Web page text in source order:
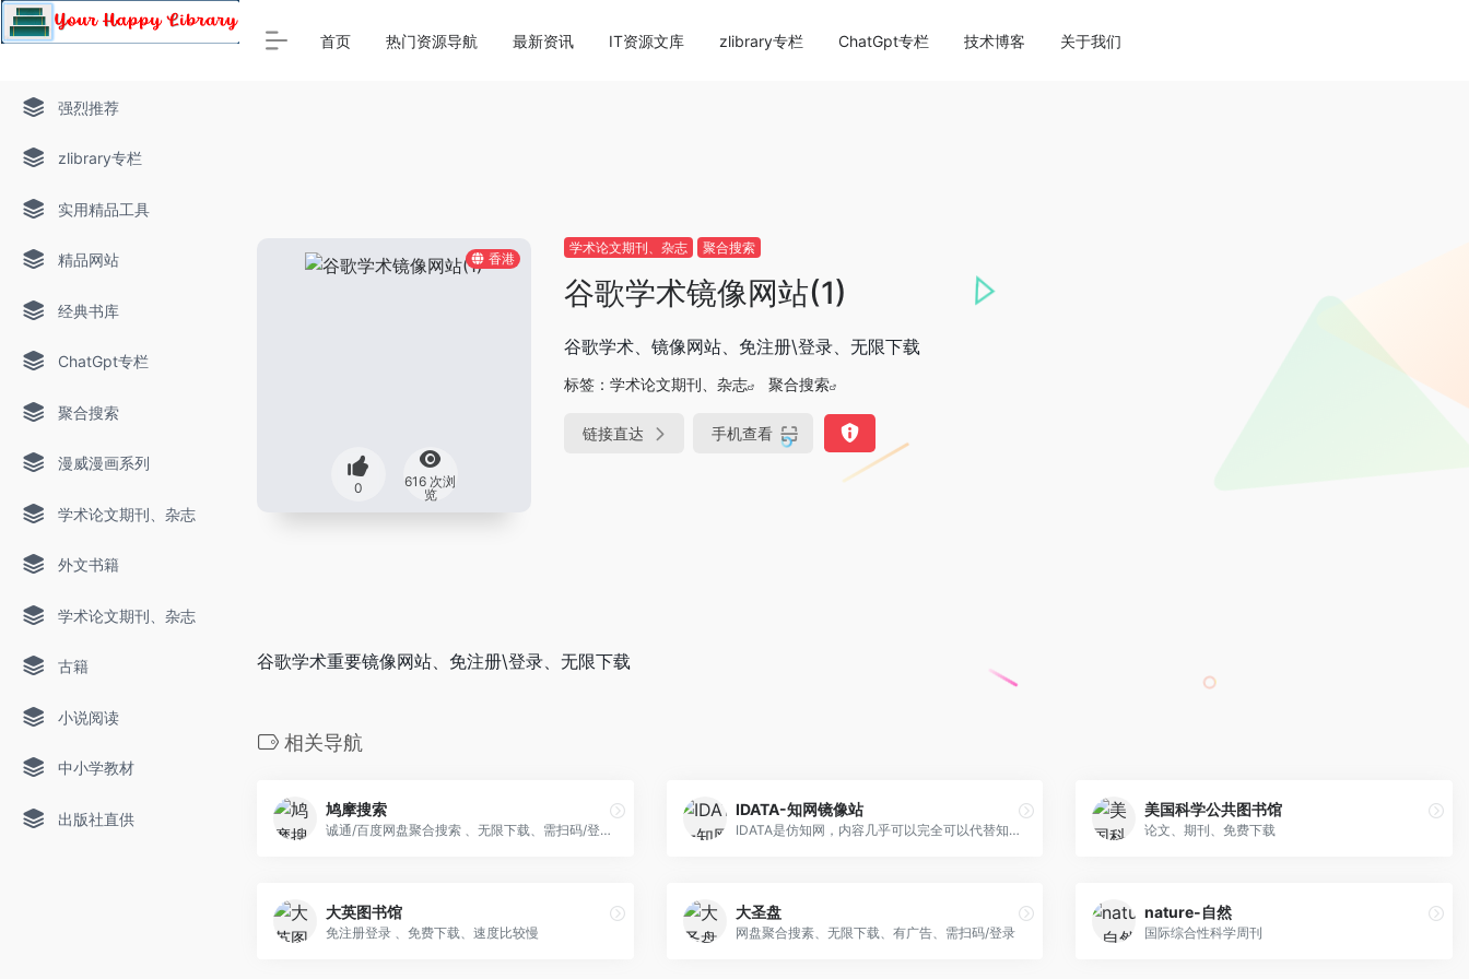
Warning: Array to string conversion in/www/thinkdoc/wp-content/themes/onenav/inc/wp-optimization.phpon line113
强烈推荐
zlibrary专栏
实用精品工具
精品网站
经典书库
ChatGpt专栏
聚合搜索
漫威漫画系列
学术论文期刊、杂志
外文书籍
学术论文期刊、杂志
古籍
小说阅读
中小学教材
出版社直供
首页 热门资源导航 最新资讯 IT资源文库 zlibrary专栏 ChatGpt专栏 技术博客 关于我们
香港
0
616 次浏
览
学术论文期刊、杂志 聚合搜索
谷歌学术镜像网站(1)
谷歌学术、镜像网站、免注册\登录、无限下载
标签： 学术论文期刊、杂志 聚合搜索
链接直达 手机查看
谷歌学术重要镜像网站、免注册\登录、无限下载
相关导航
鸠摩搜索
诚通/百度网盘聚合搜索 、无限下载、需扫码/登录、有广告
IDATA-知网镜像站
IDATA是仿知网，内容几乎可以完全可以代替知网。
美国科学公共图书馆
论文、期刊、免费下载
大英图书馆
免注册登录 、免费下载、速度比较慢
大圣盘
网盘聚合搜素、无限下载、有广告、需扫码/登录
nature-自然
国际综合性科学周刊